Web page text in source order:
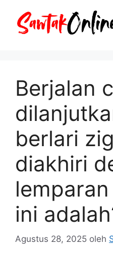
Berjalan
berlari
diakhiri
ini
Agustus 28, 2025 oleh